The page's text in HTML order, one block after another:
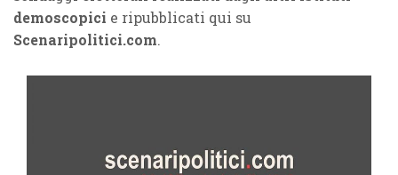
demoscopici e ripubblicati qui su
Scenaripolitici.com.